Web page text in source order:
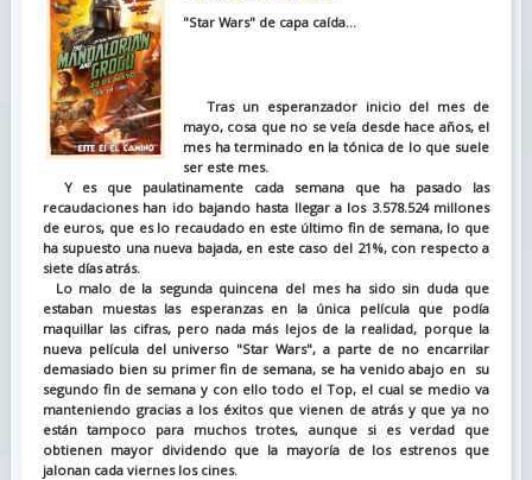
"Star Wars" de capa caída...
Tras un esperanzador inicio del mes de
mayo, cosa que no se veía desde hace años, el
mes ha terminado en la tónica de lo que suele
ser este mes.
Y es que paulatinamente cada semana que ha pasado las
recaudaciones han ido bajando hasta llegar a los 3.578.524 millones
de euros, que es lo recaudado en este último fin de semana, lo que
ha supuesto una nueva bajada, en este caso del 21%, con respecto a
siete días atrás.
Lo malo de la segunda quincena del mes ha sido sin duda que
estaban muestas las esperanzas en la única película que podía
maquillar las cifras, pero nada más lejos de la realidad, porque la
nueva película del universo "Star Wars", a parte de no encarrilar
demasiado bien su primer fin de semana, se ha venido abajo en su
segundo fin de semana y con ello todo el Top, el cual se medio va
manteniendo gracias a los éxitos que vienen de atrás y que ya no
están tampoco para muchos trotes, aunque si es verdad que
obtienen mayor dividendo que la mayoría de los estrenos que
jalonan cada viernes los cines.